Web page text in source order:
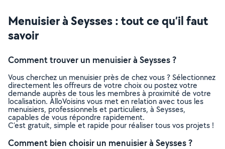
Menuisier à Seysses : tout ce qu’il faut
savoir
Comment trouver un menuisier à Seysses ?
Vous cherchez un menuisier près de chez vous ? Sélectionnez
directement les offreurs de votre choix ou postez votre
demande auprès de tous les membres à proximité de votre
localisation. AlloVoisins vous met en relation avec tous les
menuisiers, professionnels et particuliers, à Seysses,
capables de vous répondre rapidement.
C’est gratuit, simple et rapide pour réaliser tous vos projets !
Comment bien choisir un menuisier à Seysses ?